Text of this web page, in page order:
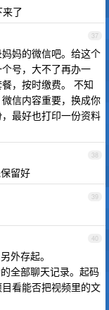
了
37
妈的微信吧。给这个
号，大不了再办一
，按时缴费。 不知
信内容重要，换成你
最好也打印一份资料
38
留好
39
40
外存起。
全部聊天记录。起码
看能否把视频里的文